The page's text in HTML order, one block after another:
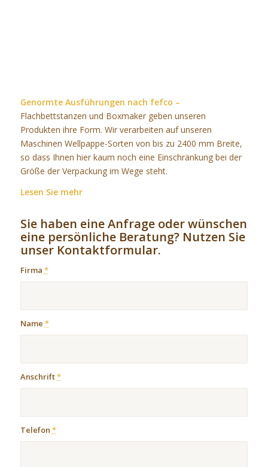
Genormte Ausführungen nach fefco –
Flachbettstanzen und Boxmaker geben unseren
Produkten ihre Form. Wir verarbeiten auf unseren
Maschinen Wellpappe-Sorten von bis zu 2400 mm Breite,
so dass Ihnen hier kaum noch eine Einschränkung bei der
Größe der Verpackung im Wege steht.
Lesen Sie mehr
Sie haben eine Anfrage oder wünschen
eine persönliche Beratung? Nutzen Sie
unser Kontaktformular.
Firma *
Name *
Anschrift*
Telefon *